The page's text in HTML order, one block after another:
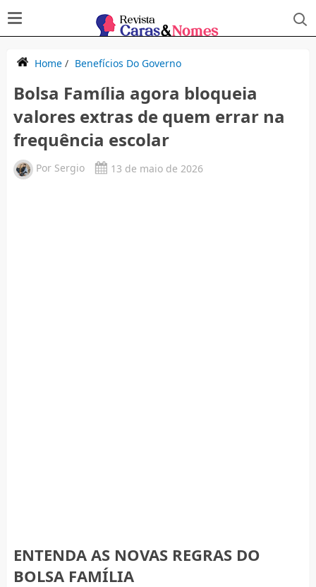
Home/ Benefícios Do Governo
Bolsa Família agora bloqueia
valores extras de quem errar na
frequência escolar
Por Sergio 13 de maio de 2026
ENTENDA AS NOVAS REGRAS DO
BOLSA FAMÍLIA